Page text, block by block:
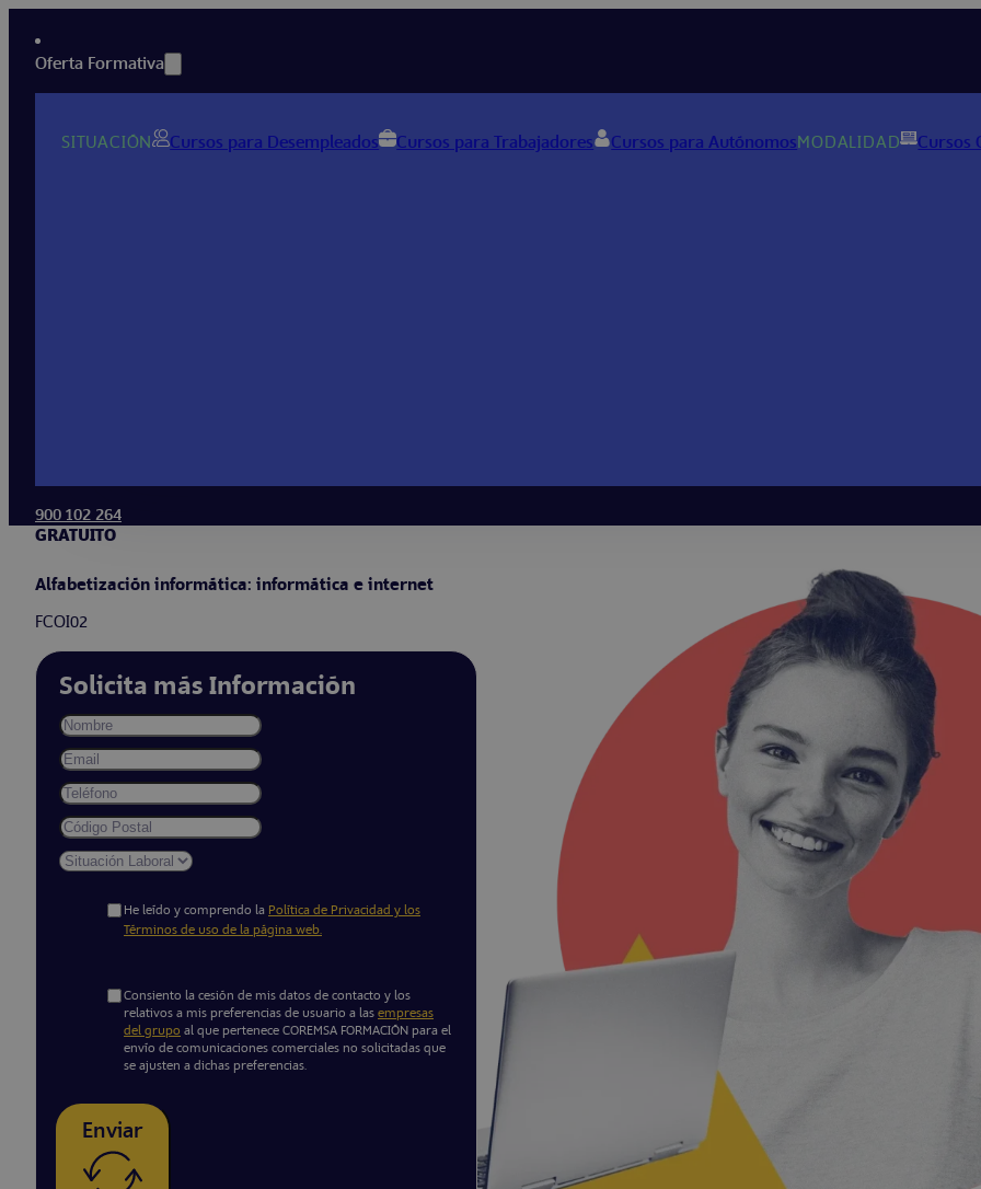
Oferta Formativa
SITUACIÓN Cursos para Desempleados Cursos para Trabajadores Cursos para AutónomosMODALIDAD Cursos
900 102 264
GRATUITO
Alfabetización informática: informática e internet
FCOI02
Solicita más Información
He leído y comprendo la Política de Privacidad y los
Términos de uso de la página web.
Consiento la cesión de mis datos de contacto y los
relativos a mis preferencias de usuario a las empresas
del grupo al que pertenece COREMSA FORMACIÓN para el
envío de comunicaciones comerciales no solicitadas que
se ajusten a dichas preferencias.
Enviar